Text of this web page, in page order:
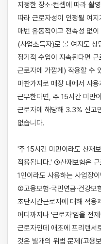
지정한 장소·컨셉에 따라 촬
따라 근로자성이 인정될 여
매번 유동적이고 전속성 없
(사업소득자)로 볼 여지도
정기적 수입이 지속된다면
근로자에 가깝게) 작용할 수
마찬가지로 매장 내에서 사
근무한다면, 주 15시간 미만
근로자에 해당해 3.3% 신고
없습니다.
'주 15시간 미만이라도 산재
적용됩니다.' ①산재보험은
1인이라도 사용하는 사업장
②고용보험·국민연금·건강보
초단시간근로자에 대해 적용
어디까지나 '근로자'임을 전
근로자인데 애초에 프리랜서
것은 별개의 위법 문제(고용